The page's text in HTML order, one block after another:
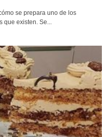
se prepara uno de los
existen. Se...